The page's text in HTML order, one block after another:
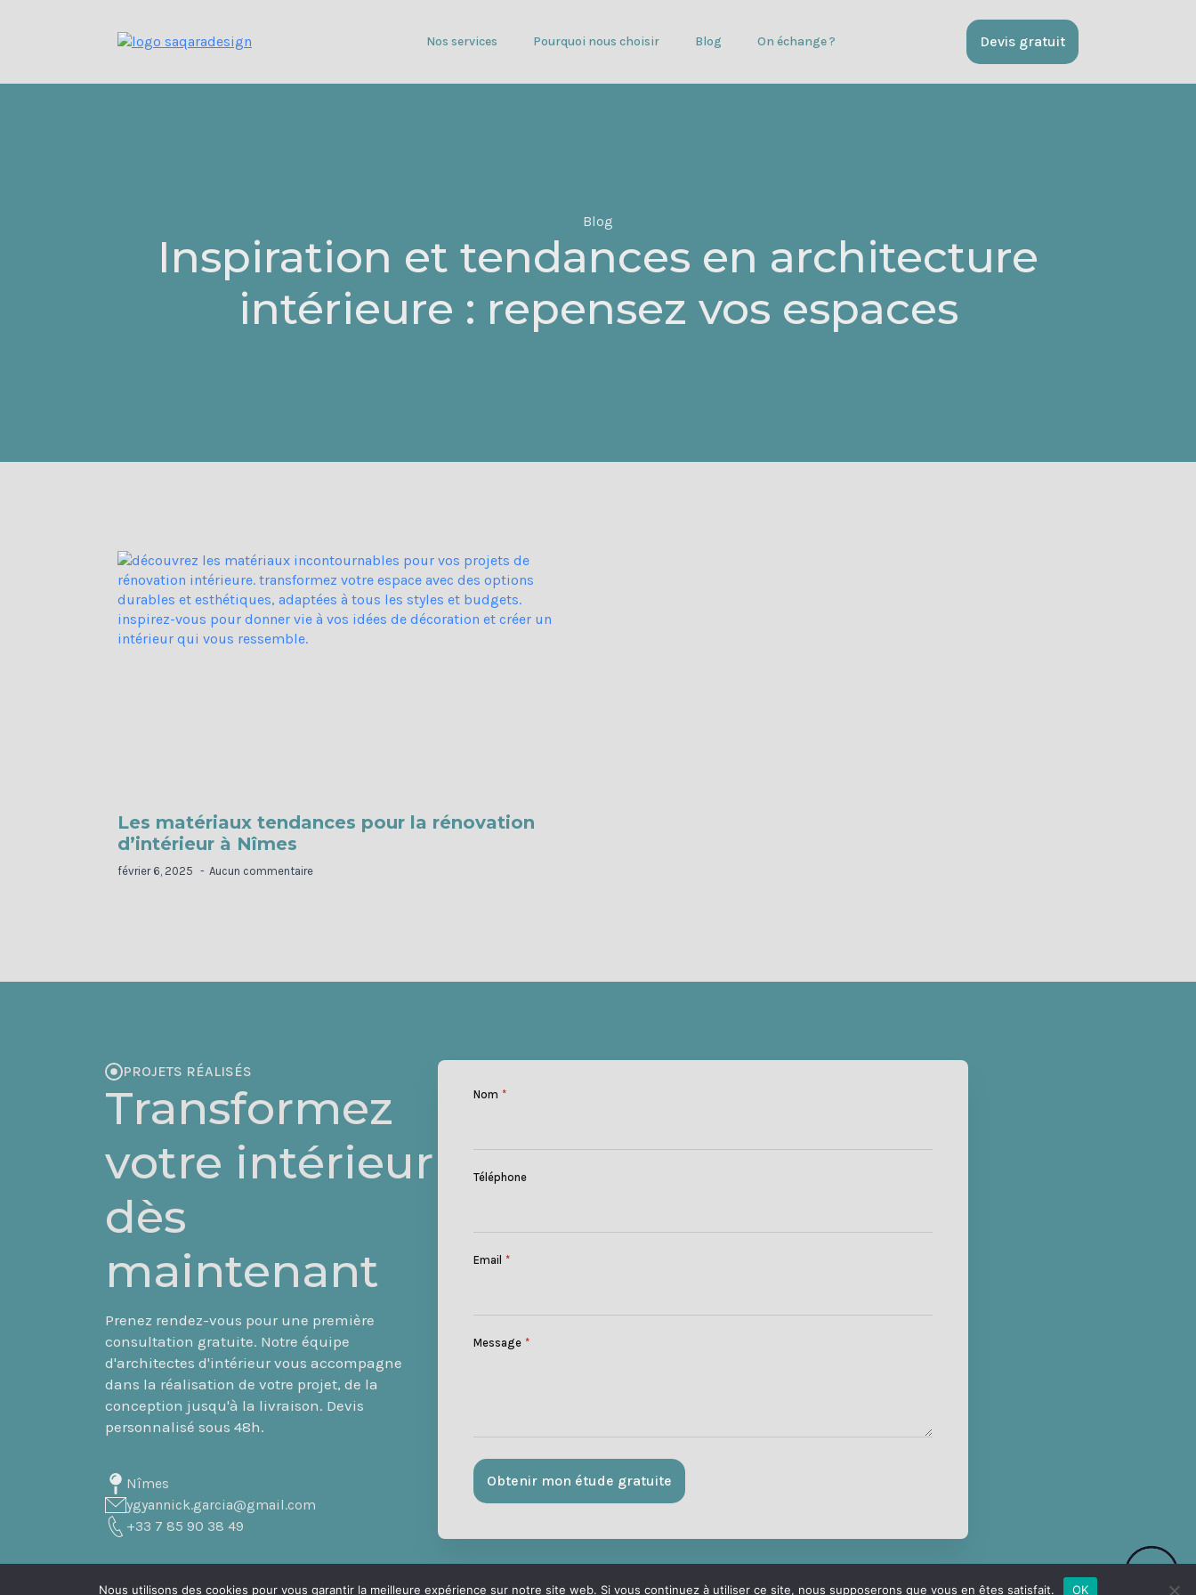
Nos services Pourquoi nous choisir Blog On échange ? Devis gratuit
Blog
Inspiration et tendances en architecture
intérieure : repensez vos espaces
Les matériaux tendances pour la rénovation
d’intérieur à Nîmes
février 6, 2025 Aucun commentaire
PROJETS RÉALISÉS
Transformez
votre intérieur
dès
maintenant
Prenez rendez-vous pour une première
consultation gratuite. Notre équipe
d'architectes d'intérieur vous accompagne
dans la réalisation de votre projet, de la
conception jusqu'à la livraison. Devis
personnalisé sous 48h.
Nîmes
ygyannick.garcia@gmail.com
+33 7 85 90 38 49
Nom *
Téléphone
Email *
Message *
Obtenir mon étude gratuite
Nous utilisons des cookies pour vous garantir la meilleure expérience sur notre site web. Si vous continuez à utiliser ce site, nous supposerons que vous en êtes satisfait. OK